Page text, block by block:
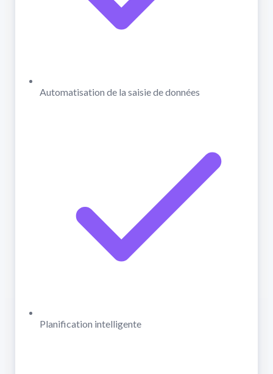
Automatisation de la saisie de données
Planification intelligente